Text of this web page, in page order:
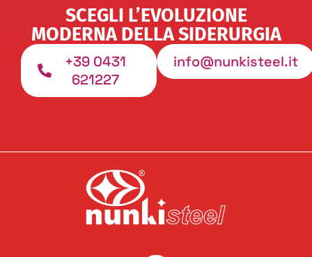
SCEGLI L’EVOLUZIONE
MODERNA DELLA SIDERURGIA
+39 0431
621227
info@nunkisteel.it